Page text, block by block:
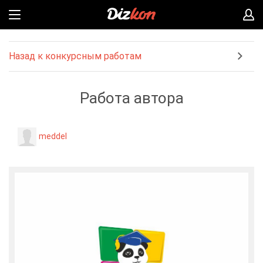
Назад к конкурсным работам
Работа автора
meddel